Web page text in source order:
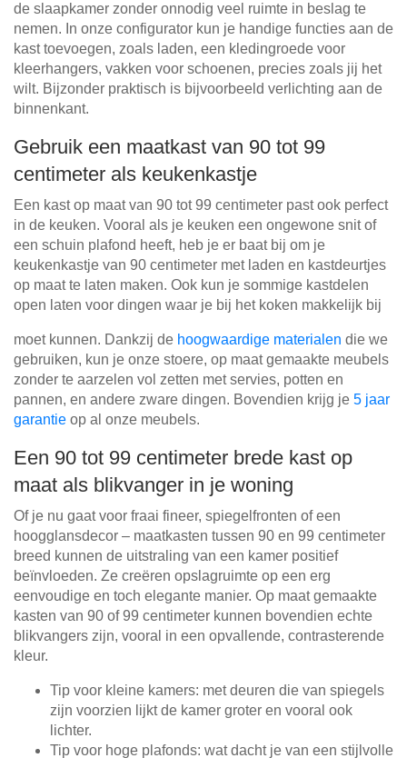
de slaapkamer zonder onnodig veel ruimte in beslag te
nemen. In onze configurator kun je handige functies aan de
kast toevoegen, zoals laden, een kledingroede voor
kleerhangers, vakken voor schoenen, precies zoals jij het
wilt. Bijzonder praktisch is bijvoorbeeld verlichting aan de
binnenkant.
Gebruik een maatkast van 90 tot 99
centimeter als keukenkastje
Een kast op maat van 90 tot 99 centimeter past ook perfect
in de keuken. Vooral als je keuken een ongewone snit of
een schuin plafond heeft, heb je er baat bij om je
keukenkastje van 90 centimeter met laden en kastdeurtjes
op maat te laten maken. Ook kun je sommige kastdelen
open laten voor dingen waar je bij het koken makkelijk bij
moet kunnen. Dankzij de hoogwaardige materialen die we
gebruiken, kun je onze stoere, op maat gemaakte meubels
zonder te aarzelen vol zetten met servies, potten en
pannen, en andere zware dingen. Bovendien krijg je 5 jaar
garantie op al onze meubels.
Een 90 tot 99 centimeter brede kast op
maat als blikvanger in je woning
Of je nu gaat voor fraai fineer, spiegelfronten of een
hoogglansdecor – maatkasten tussen 90 en 99 centimeter
breed kunnen de uitstraling van een kamer positief
beïnvloeden. Ze creëren opslagruimte op een erg
eenvoudige en toch elegante manier. Op maat gemaakte
kasten van 90 of 99 centimeter kunnen bovendien echte
blikvangers zijn, vooral in een opvallende, contrasterende
kleur.
Tip voor kleine kamers: met deuren die van spiegels
zijn voorzien lijkt de kamer groter en vooral ook
lichter.
Tip voor hoge plafonds: wat dacht je van een stijlvolle